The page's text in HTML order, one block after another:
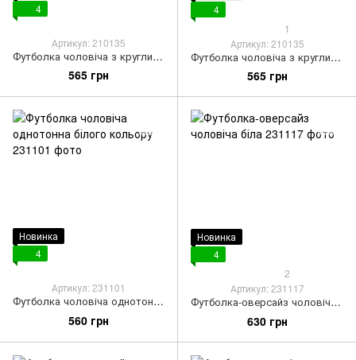
4
Артикул: 210135
Футболка чоловіча з круглим вирізом однотонна біла
565 грн
4
1
Артикул: 210135
Футболка чоловіча з круглим вирізом однотонна чорна
565 грн
Новинка
4
Артикул: 231101
Футболка чоловіча однотонна білого кольору
560 грн
Новинка
4
2
Артикул: 231117
Футболка-оверсайз чоловіча біла
630 грн